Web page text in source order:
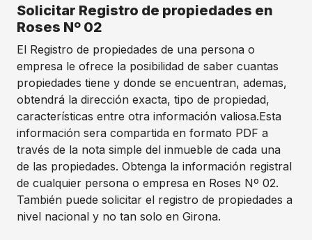
Solicitar Registro de propiedades en
Roses Nº 02
El Registro de propiedades de una persona o
empresa le ofrece la posibilidad de saber cuantas
propiedades tiene y donde se encuentran, ademas,
obtendrá la dirección exacta, tipo de propiedad,
características entre otra información valiosa.Esta
información sera compartida en formato PDF a
través de la nota simple del inmueble de cada una
de las propiedades. Obtenga la información registral
de cualquier persona o empresa en Roses Nº 02.
También puede solicitar el registro de propiedades a
nivel nacional y no tan solo en Girona.